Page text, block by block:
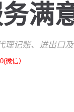
满
理记账、进出口
微信）